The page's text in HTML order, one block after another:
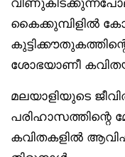
കൈക്കുമ്പിളിൽ
ശോഭയാണീ
മലയാളിയുടെ
പരിഹാസത്തിന്റെ
കവിതകളിൽ